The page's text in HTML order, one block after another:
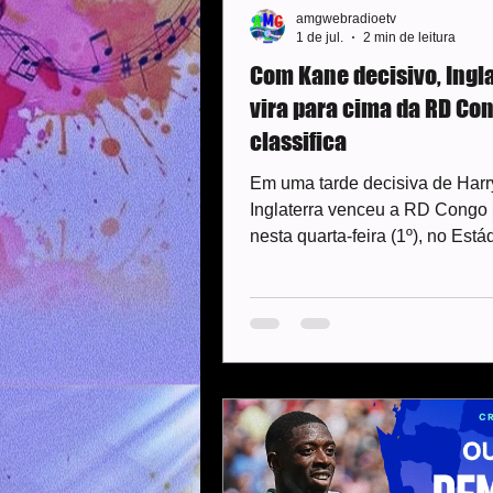
Com Kane decisivo,
vira para cima da RD
classifica
Em uma tarde decisiva de
Inglaterra venceu a RD Congo
nesta quarta-feira (1º), no
do atacante levaram os
2026 Agora, a seleção
anfitrião México na próxima
torneio. O jogo acontece no
às 21h, no lendário Azteca e
da casa estão embalados. Até
amgwebradioetv
1 de jul.
2 min de leitura